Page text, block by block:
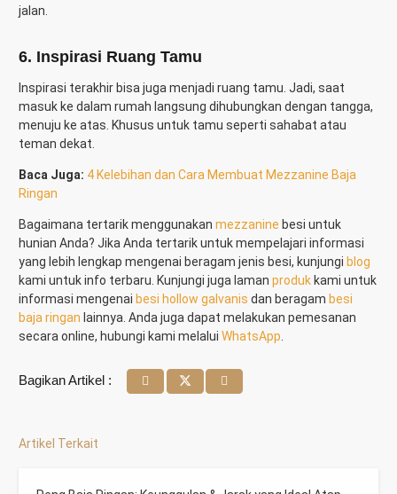
jalan.
6. Inspirasi Ruang Tamu
Inspirasi terakhir bisa juga menjadi ruang tamu. Jadi, saat
masuk ke dalam rumah langsung dihubungkan dengan tangga,
menuju ke atas. Khusus untuk tamu seperti sahabat atau
teman dekat.
Baca Juga: 4 Kelebihan dan Cara Membuat Mezzanine Baja
Ringan
Bagaimana tertarik menggunakan mezzanine besi untuk
hunian Anda? Jika Anda tertarik untuk mempelajari informasi
yang lebih lengkap mengenai beragam jenis besi, kunjungi blog
kami untuk info terbaru. Kunjungi juga laman produk kami untuk
informasi mengenai besi hollow galvanis dan beragam besi
baja ringan lainnya. Anda juga dapat melakukan pemesanan
secara online, hubungi kami melalui WhatsApp
Bagikan Artikel :
Artikel Terkait